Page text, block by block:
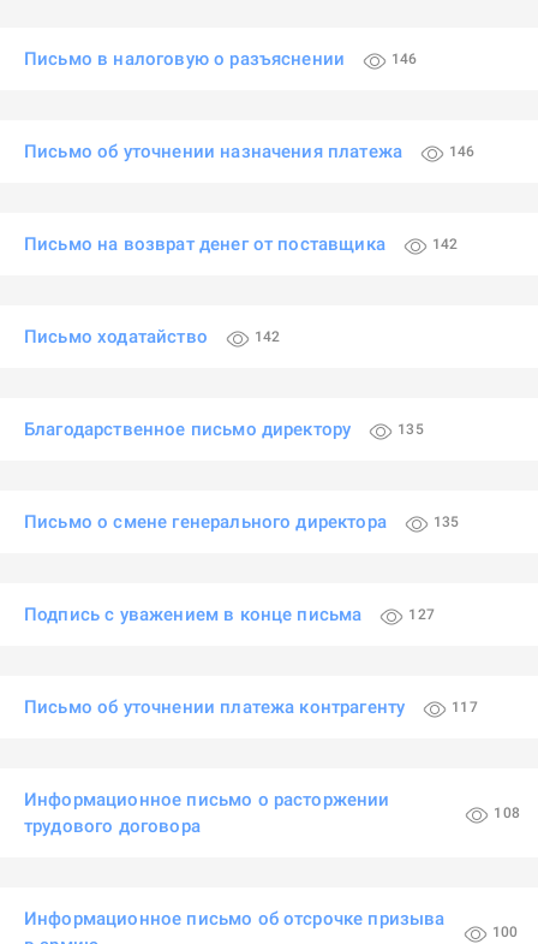
Письмо в налоговую о разъяснении 146
Письмо об уточнении назначения платежа 146
Письмо на возврат денег от поставщика 142
Письмо ходатайство 142
Благодарственное письмо директору 135
Письмо о смене генерального директора 135
Подпись с уважением в конце письма 127
Письмо об уточнении платежа контрагенту 117
Информационное письмо о расторжении
трудового договора
108
Информационное письмо об отсрочке призыва
100